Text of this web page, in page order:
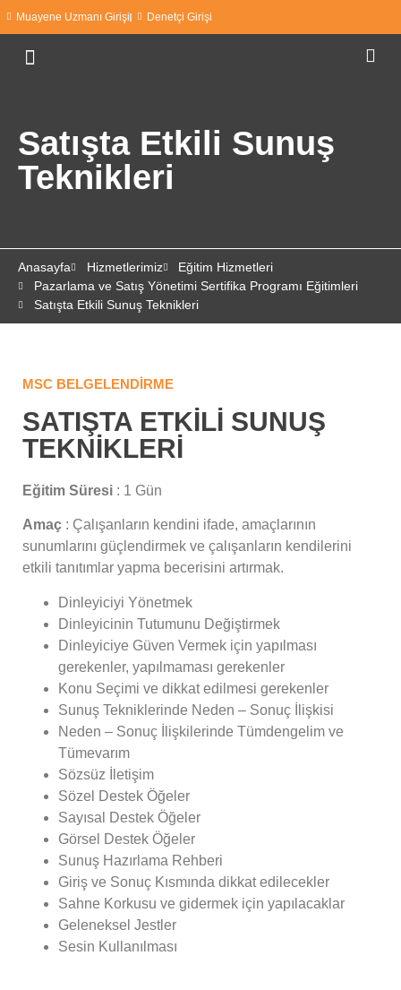
Muayene Uzmanı Girişi Denetçi Girişi
Satışta Etkili Sunuş
Teknikleri
Anasayfa Hizmetlerimiz
Eğitim Hizmetleri
Pazarlama ve Satış Yönetimi Sertifika Programı Eğitimleri
Satışta Etkili Sunuş Teknikleri
MSC BELGELENDIRME
SATIŞTA ETKILI SUNUŞ
TEKNIKLERI
Eğitim Süresi : 1 Gün
Amaç : Çalışanların kendini ifade, amaçlarının
sunumlarını güçlendirmek ve çalışanların kendilerini
etkili tanıtımlar yapma becerisini artırmak.
Dinleyiciyi Yönetmek
Dinleyicinin Tutumunu Değiştirmek
Dinleyiciye Güven Vermek için yapılması
gerekenler, yapılmaması gerekenler
Konu Seçimi ve dikkat edilmesi gerekenler
Sunuş Tekniklerinde Neden – Sonuç İlişkisi
Neden – Sonuç İlişkilerinde Tümdengelim ve
Tümevarım
Sözsüz İletişim
Sözel Destek Öğeler
Sayısal Destek Öğeler
Görsel Destek Öğeler
Sunuş Hazırlama Rehberi
Giriş ve Sonuç Kısmında dikkat edilecekler
Sahne Korkusu ve gidermek için yapılacaklar
Geleneksel Jestler
Sesin Kullanılması